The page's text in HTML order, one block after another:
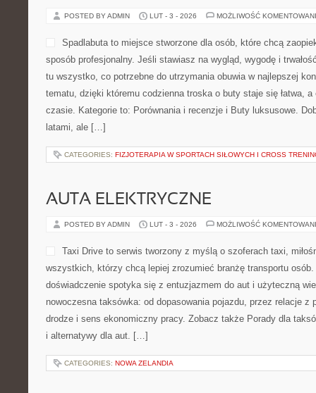
POSTED BY ADMIN LUT - 3 - 2026 MOŻLIWOŚĆ
Spadlabuta to miejsce stworzone dla osób, które chcą
sposób profesjonalny. Jeśli stawiasz na wygląd, wygodę i
tu wszystko, co potrzebne do utrzymania obuwia w najlepszej
tematu, dzięki któremu codzienna troska o buty staje się łatwa,
czasie. Kategorie to: Porównania i recenzje i Buty luksusowe.
latami, ale […]
CATEGORIES: FIZJOTERAPIA W SPORTACH SIŁOWYCH I CROSS
AUTA ELEKTRYCZNE
POSTED BY ADMIN LUT - 3 - 2026 MOŻLIWOŚĆ
Taxi Drive to serwis tworzony z myślą o szoferach taxi,
wszystkich, którzy chcą lepiej zrozumieć branżę transportu
doświadczenie spotyka się z entuzjazmem do aut i użyteczną
nowoczesna taksówka: od dopasowania pojazdu, przez relacje z
drodze i sens ekonomiczny pracy. Zobacz także Porady dla
i alternatywy dla aut. […]
CATEGORIES: NOWA ZELANDIA